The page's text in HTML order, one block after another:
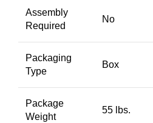
Assembly
Required
No
Packaging
Type
Box
Package
Weight
55 lbs.